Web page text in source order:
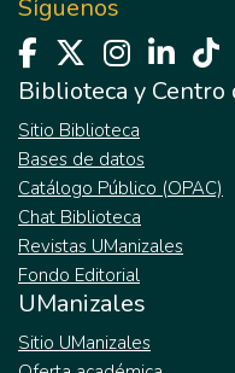
Síguenos
Biblioteca y Centro
Sitio Biblioteca
Bases de datos
Catálogo Público (OPAC)
Chat Biblioteca
Revistas UManizales
Fondo Editorial
UManizales
Sitio UManizales